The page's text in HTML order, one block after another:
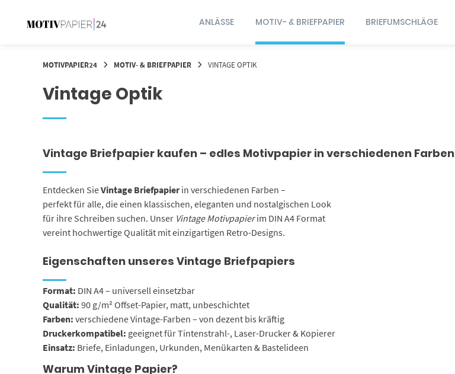
ANLÄSSE MOTIV- & BRIEFPAPIER BRIEFUMSCHLÄGE
MOTIVPAPIER24 MOTIV- & BRIEFPAPIER VINTAGE OPTIK
Vintage Optik
Vintage Briefpapier kaufen – edles Motivpapier in verschiedenen Farben
Entdecken SieVintage Briefpapierin verschiedenen Farben –
perfekt für alle, die einen klassischen, eleganten und nostalgischen Look
für ihre Schreiben suchen. Unser Vintage Motivpapierim DIN A4 Format
vereint hochwertige Qualität mit einzigartigen Retro-Designs.
Eigenschaften unseres Vintage Briefpapiers
Format: DIN A4 – universell einsetzbar
Qualität: 90 g/m² Offset-Papier, matt, unbeschichtet
Farben: verschiedene Vintage-Farben – von dezent bis kräftig
Druckerkompatibel: geeignet für Tintenstrahl-, Laser-Drucker & Kopierer
Einsatz: Briefe, Einladungen, Urkunden, Menükarten & Bastelideen
Warum Vintage Papier?